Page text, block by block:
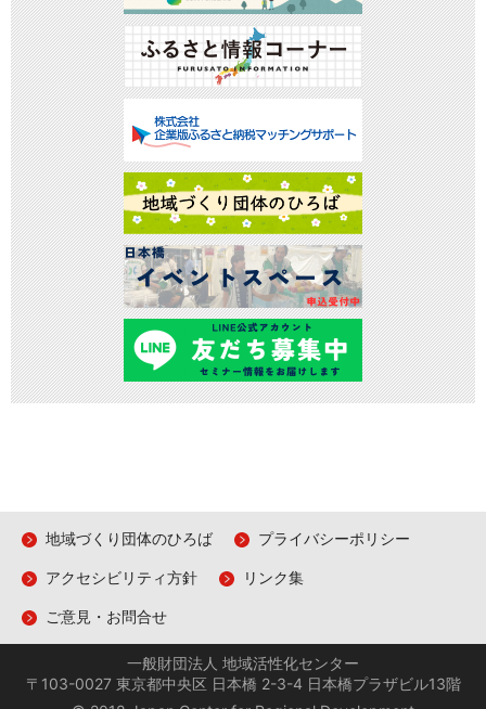
地域づくり団体のひろば プライバシーポリシー
アクセシビリティ方針 リンク集
ご意見・お問合せ
一般財団法人 地域活性化センター
〒103-0027 東京都中央区 日本橋 2-3-4 日本橋プラザビル13階